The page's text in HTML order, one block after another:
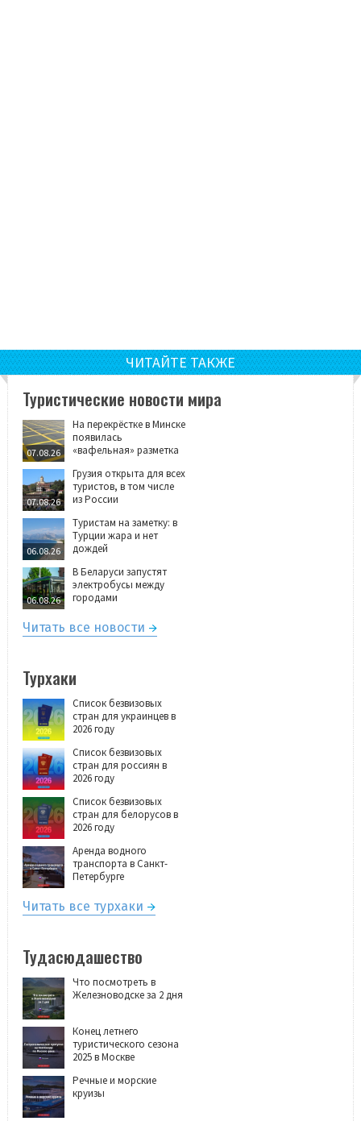
ЧИТАЙТЕ ТАКЖЕ
Туристические новости мира
07.08.26
На перекрёстке в Минске
появилась
«вафельная» разметка
07.08.26
Грузия открыта для всех
туристов, в том числе
из России
06.08.26
Туристам на заметку: в
Турции жара и нет
дождей
06.08.26
В Беларуси запустят
электробусы между
городами
Читать все новости
Турхаки
Список безвизовых
стран для украинцев в
2026 году
Список безвизовых
стран для россиян в
2026 году
Список безвизовых
стран для белорусов в
2026 году
Аренда водного
транспорта в Санкт-
Петербурге
Читать все турхаки
Тудасюдашество
Что посмотреть в
Железноводске за 2 дня
Конец летнего
туристического сезона
2025 в Москве
Речные и морские
круизы